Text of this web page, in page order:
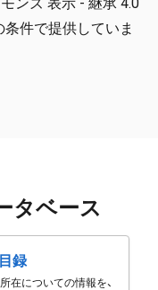
条件で提供していま
タベース
録
在についての情報を、